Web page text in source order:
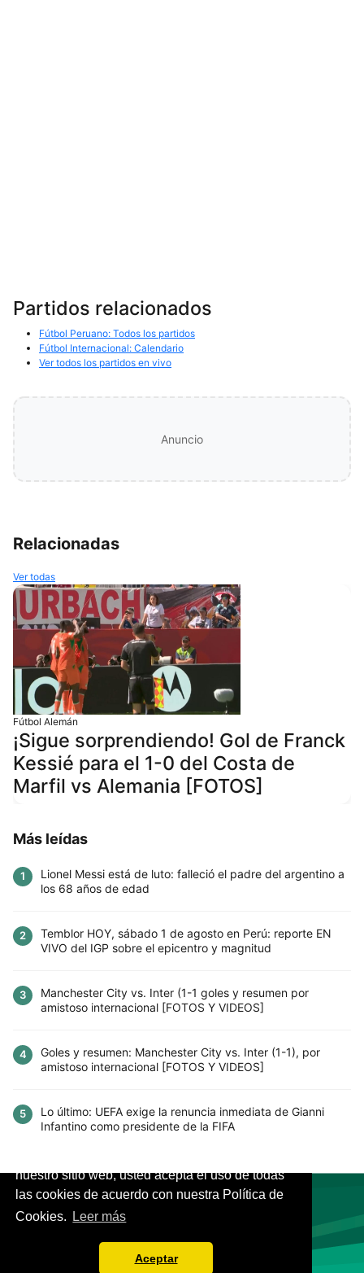
Este sitio utiliza cookies para mejorar la
nuestro sitio web, usted acepta el uso de todas
las cookies de acuerdo con nuestra Política de
Cookies.
Leer más
Aceptar
Partidos relacionados
Fútbol Peruano: Todos los partidos
Fútbol Internacional: Calendario
Ver todos los partidos en vivo
Anuncio
Relacionadas
Ver todas
Fútbol Alemán
¡Sigue sorprendiendo! Gol de Franck
Kessié para el 1-0 del Costa de
Marfil vs Alemania [FOTOS]
Más leídas
1
Lionel Messi está de luto: falleció el padre del argentino a
los 68 años de edad
2
Temblor HOY, sábado 1 de agosto en Perú: reporte EN
VIVO del IGP sobre el epicentro y magnitud
3
Manchester City vs. Inter (1-1 goles y resumen por
amistoso internacional [FOTOS Y VIDEOS]
4
Goles y resumen: Manchester City vs. Inter (1-1), por
amistoso internacional [FOTOS Y VIDEOS]
5
Lo último: UEFA exige la renuncia inmediata de Gianni
Infantino como presidente de la FIFA